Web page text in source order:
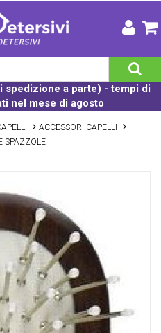
spedizione a parte) - tempi di
nel mese di agosto
ACCESSORI CAPELLI
SPAZZOLE